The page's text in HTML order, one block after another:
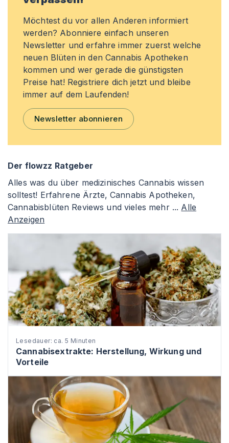
Möchtest du vor allen Anderen informiert
werden? Abonniere einfach unseren
Newsletter und erfahre immer zuerst welche
neuen Blüten in den Cannabis Apotheken
kommen und wer gerade die günstigsten
Preise hat! Registriere dich jetzt und bleibe
immer auf dem Laufenden!
Newsletter abonnieren
Der flowzz Ratgeber
Alles was du über medizinisches Cannabis wissen
solltest! Erfahrene Ärzte, Cannabis Apotheken,
Cannabisblüten Reviews und vieles mehr ... Alle
Anzeigen
Lesedauer: ca. 5 Minuten
Cannabisextrakte: Herstellung, Wirkung und
Vorteile